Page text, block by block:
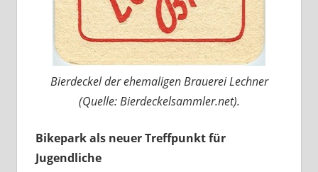
Bierdeckel der ehemaligen Brauerei Lechner
(Quelle: Bierdeckelsammler.net).
Bikepark als neuer Treffpunkt für
Jugendliche